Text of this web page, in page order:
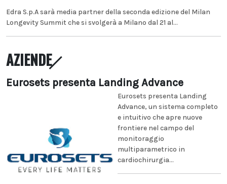
Edra S.p.A sarà media partner della seconda edizione del Milan
Longevity Summit che si svolgerà a Milano dal 21 al...
AZIENDE
Eurosets presenta Landing Advance
Eurosets presenta Landing
Advance, un sistema completo
e intuitivo che apre nuove
frontiere nel campo del
monitoraggio
multiparametrico in
cardiochirurgia...